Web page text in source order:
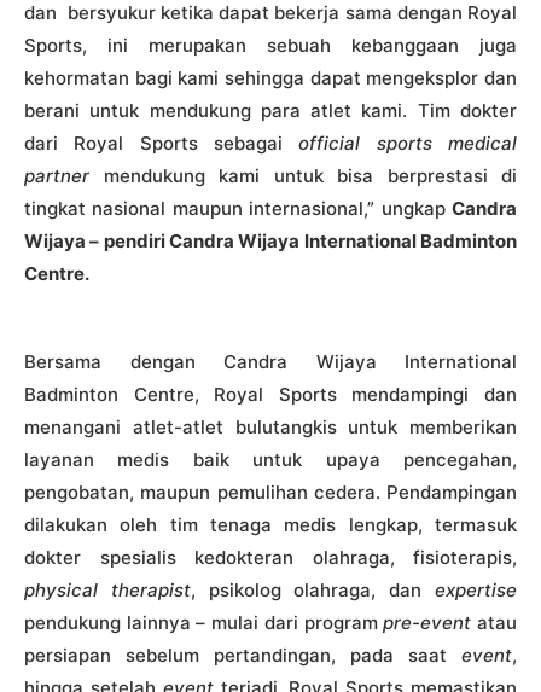
dan bersyukur ketika dapat bekerja sama dengan Royal
Sports, ini merupakan sebuah kebanggaan juga
kehormatan bagi kami sehingga dapat mengeksplor dan
berani untuk mendukung para atlet kami. Tim dokter
dari Royal Sports sebagaiofficial sports medical
partner mendukung kami untuk bisa berprestasi di
tingkat nasional maupun internasional,” ungkap Candra
Wijaya – pendiri Candra Wijaya International Badminton
Centre.
Bersama dengan Candra Wijaya International
Badminton Centre, Royal Sports mendampingi dan
menangani atlet-atlet bulutangkis untuk memberikan
layanan medis baik untuk upaya pencegahan,
pengobatan, maupun pemulihan cedera. Pendampingan
dilakukan oleh tim tenaga medis lengkap, termasuk
dokter spesialis kedokteran olahraga, fisioterapis,
physical therapist, psikolog olahraga, danexpertise
pendukung lainnya – mulai dari programpre-eventatau
persiapan sebelum pertandingan, pada saat event,
hingga setelah event terjadi. Royal Sports memastikan